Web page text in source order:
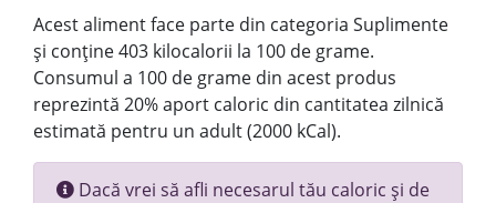
Acest aliment face parte din categoria Suplimente
și conține 403 kilocalorii la 100 de grame.
Consumul a 100 de grame din acest produs
reprezintă 20% aport caloric din cantitatea zilnică
estimată pentru un adult (2000 kCal).
Dacă vrei să afli necesarul tău caloric și de